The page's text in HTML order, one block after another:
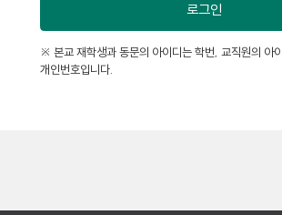
로그인
※ 본교 재학생과 동문의 아이디는 학번, 교직원의 아
개인번호입니다.